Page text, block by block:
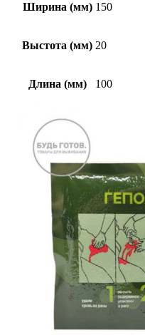
Ширина (мм) 150
Выстота (мм) 20
Длина (мм) 100